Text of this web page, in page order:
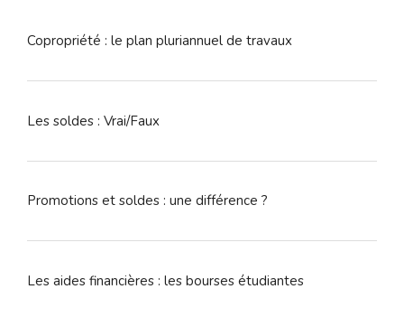
Copropriété : le plan pluriannuel de travaux
Les soldes : Vrai/Faux
Promotions et soldes : une différence ?
Les aides financières : les bourses étudiantes